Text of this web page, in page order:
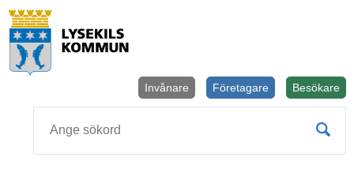
Besökare
Företagare
Invånare